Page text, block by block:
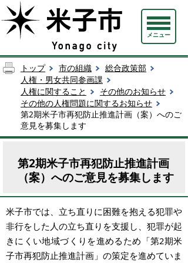
メニュー
トップ 市の組織
総合政策部
人権・男女共同参画課
人権に関すること
その他のお知らせ
その他の人権問題に関するお知らせ
第2期米子市再犯防止推進計画（案）へのご
意見を募集します
第2期米子市再犯防止推進計画
（案）へのご意見を募集します
米子市では、立ち直りに困難を抱える犯罪や
非行をした人の立ち直りを支援し、犯罪が起
きにくい地域づくりを進めるため「第2期米
子市再犯防止推進計画」の策定を進めていま